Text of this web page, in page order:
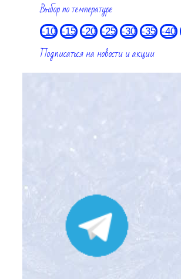
Выбор по температуре
-10 -15 -20 -25 -30 -35 -40
Подписаться на новости и акции